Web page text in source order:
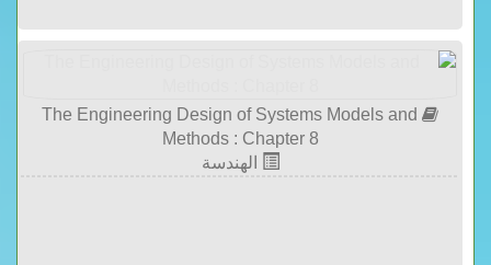
The Engineering Design of Systems Models and
Methods : Chapter 8
الهندسة